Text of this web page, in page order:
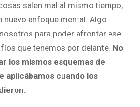
salen mal al mismo tiempo,
nuevo enfoque mental. Algo
para poder afrontar ese
que tenemos por delante. No
los mismos esquemas de
aplicábamos cuando los